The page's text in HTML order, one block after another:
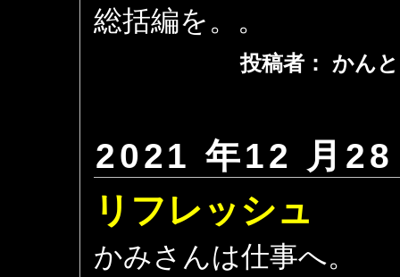
総括編を。。
投稿者： かん
2021 年12 月
リフレッシュ
かみさんは仕事へ。